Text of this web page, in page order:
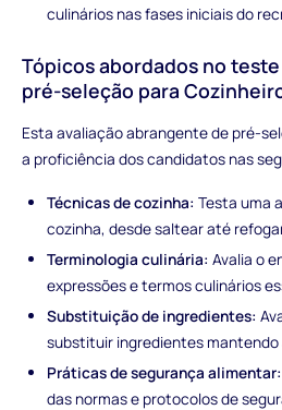
culinários nas fases iniciais do
Tópicos abordados no
pré-seleção para
Esta avaliação abrangente de pré-
a proficiência dos candidatos nas
Técnicas de cozinha: Testa uma
cozinha, desde saltear até
Terminologia culinária: Avalia o
expressões e termos culinários
Substituição de ingredientes:
substituir ingredientes
Práticas de segurança alimentar:
das normas e protocolos de